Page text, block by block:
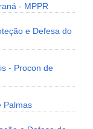
- MPPR
e Defesa do
- Procon de
Palmas